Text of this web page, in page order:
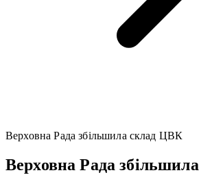
Верховна Рада збільшила склад ЦВК
Верховна Рада